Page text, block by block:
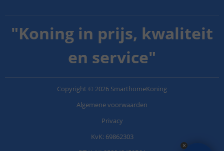
"Koning in prijs, kwaliteit
en service"
Copyright © 2026 SmarthomeKoning
Algemene voorwaarden
Privacy
KvK: 69862303